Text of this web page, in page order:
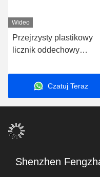
Wideo
Przejrzysty plastikowy
licznik oddechowy
certyfikacja kontaktu z
żywnościąCzatuj Teraz
Shenzhen